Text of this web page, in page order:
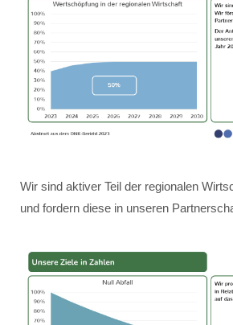
Wir sind aktiver Teil der regionalen
und fordern diese in unseren